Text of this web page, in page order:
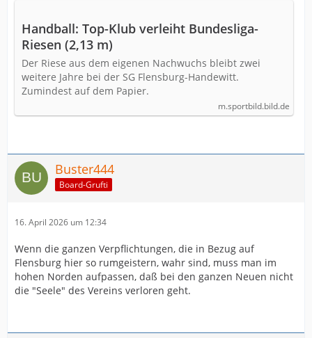
Handball: Top-Klub verleiht Bundesliga-
Riesen (2,13 m)
Der Riese aus dem eigenen Nachwuchs bleibt zwei
weitere Jahre bei der SG Flensburg-Handewitt.
Zumindest auf dem Papier.
m.sportbild.bild.de
Buster444
Board-Grufti
16. April 2026 um 12:34
Wenn die ganzen Verpflichtungen, die in Bezug auf
Flensburg hier so rumgeistern, wahr sind, muss man im
hohen Norden aufpassen, daß bei den ganzen Neuen nicht
die "Seele" des Vereins verloren geht.